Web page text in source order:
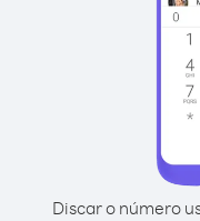
Discar o número